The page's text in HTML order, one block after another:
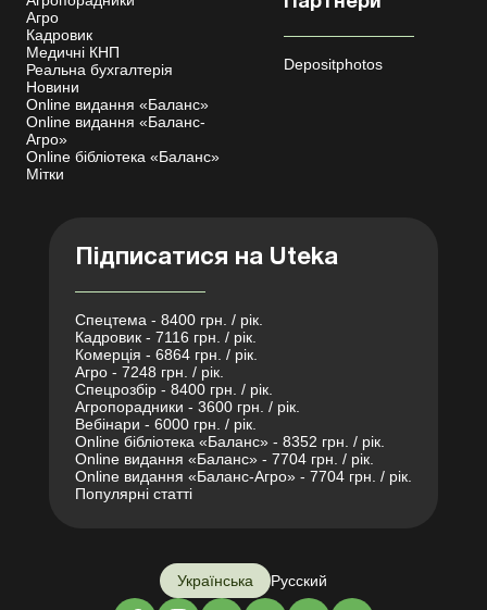
Агро
Кадровик
Медичні КНП
Реальна бухгалтерія
Новини
Online видання «Баланс»
Online видання «Баланс-
Агро»
Online бібліотека «Баланс»
Мітки
Depositphotos
Підписатися на Uteka
Спецтема - 8400 грн. / рік.
Кадровик - 7116 грн. / рік.
Комерція - 6864 грн. / рік.
Агро - 7248 грн. / рік.
Спецрозбір - 8400 грн. / рік.
Агропорадники - 3600 грн. / рік.
Вебінари - 6000 грн. / рік.
Online бібліотека «Баланс» - 8352 грн. / рік.
Online видання «Баланс» - 7704 грн. / рік.
Online видання «Баланс-Агро» - 7704 грн. / рік.
Популярні статті
Українська Русский